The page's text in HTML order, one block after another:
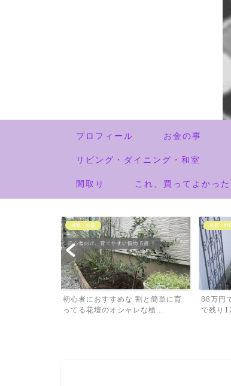
プロフィール お金の事
リビング・ダイニング・和室
間取り これ、買ってよかった
外観・外構
初心者におすすめな 割と簡単に育
ってる花壇のオシャレな植...
外観・外
88万円
で残り